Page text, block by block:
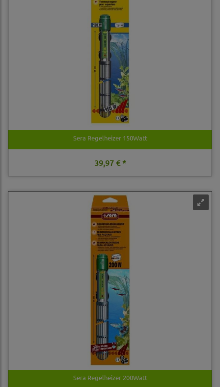
Sera Regelheizer 150Watt
39,97 € *
Sera Regelheizer 200Watt